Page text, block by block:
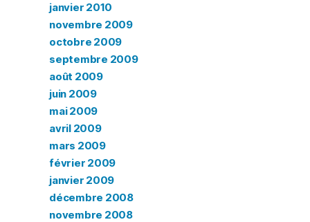
janvier 2010
novembre 2009
octobre 2009
septembre 2009
août 2009
juin 2009
mai 2009
avril 2009
mars 2009
février 2009
janvier 2009
décembre 2008
novembre 2008